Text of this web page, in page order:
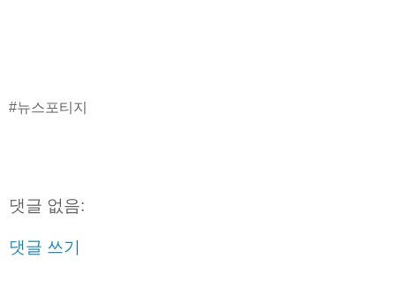
#뉴스포티지
댓글 없음:
댓글 쓰기